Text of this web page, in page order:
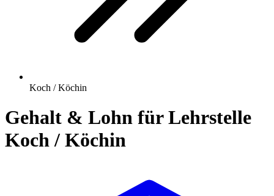
Koch / Köchin
Gehalt & Lohn für Lehrstelle
Koch / Köchin